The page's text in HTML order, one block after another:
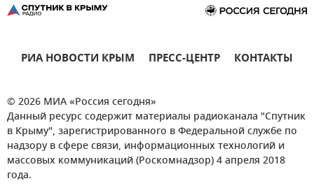
РИА НОВОСТИ КРЫМ ПРЕСС-ЦЕНТР КОНТАКТЫ
© 2026 МИА «Россия сегодня»
Данный ресурс содержит материалы радиоканала "Спутник
в Крыму", зарегистрированного в Федеральной службе по
надзору в сфере связи, информационных технологий и
массовых коммуникаций (Роскомнадзор) 4 апреля 2018
года.